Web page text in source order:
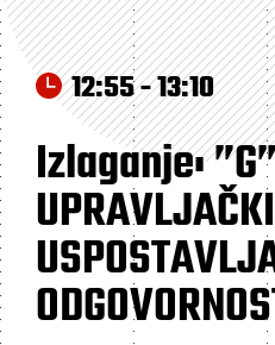
12:55 - 13:10
Izlaganje: ”G”